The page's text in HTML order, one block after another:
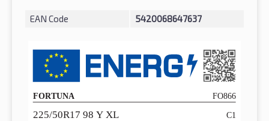
EAN Code 5420068647637